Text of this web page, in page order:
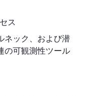
ス
ネック、および潜
の可観測性ツール